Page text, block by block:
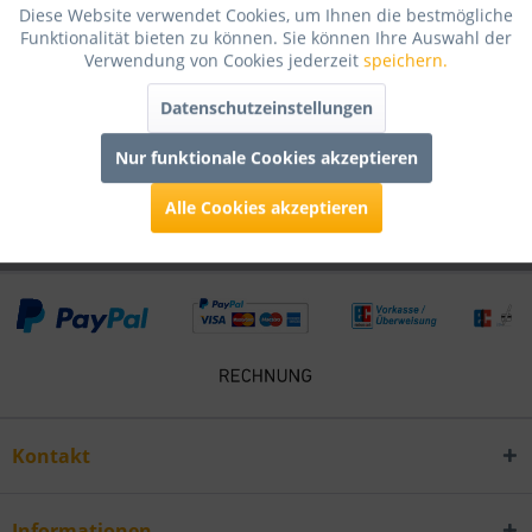
Bewertungen lesen, schreiben und diskutieren... mehr
Infos zum Hersteller
Folgende Infos zum Hersteller sind verfübar......mehr
Kunden kauften auch
Kontakt
Diese Website verwendet Cookies, um Ihnen die bestmögliche
Funktionalität bieten zu können. Sie können Ihre Auswahl der
Verwendung von Cookies jederzeit speichern.
Datenschutzeinstellungen
Nur funktionale Cookies akzeptieren
Alle Cookies akzeptieren